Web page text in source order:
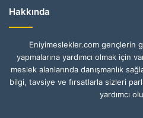
Hakkında
Eniyimeslekler.com gençlerin
yapmalarına yardımcı olmak için
meslek alanlarında danışmanlık
bilgi, tavsiye ve fırsatlarla sizleri
yardımcı